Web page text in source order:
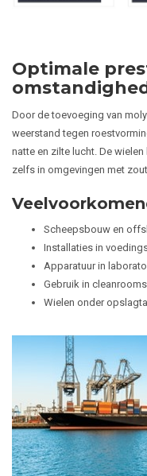
Optimale
Door de toevoeging van
weerstand tegen
natte en zilte lucht. De
zelfs in omgevingen met
Scheepsbouw en
Installaties in
Apparatuur in
Gebruik in
Wielen onder